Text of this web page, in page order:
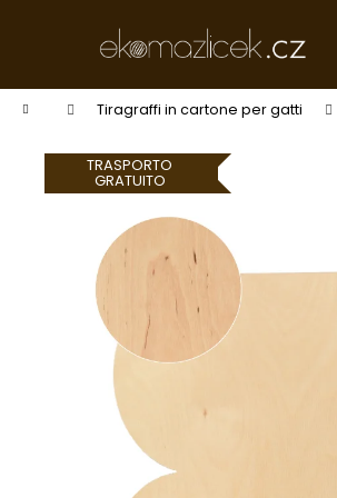
Casa Tiragraffi in cartone per gatti
TRASPORTO
GRATUITO
r
Indietro
shopping
Indietro
shopping